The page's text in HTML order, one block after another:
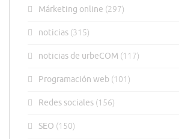
Márketing online (297)
noticias (315)
noticias de urbeCOM (117)
Programación web (101)
Redes sociales (156)
SEO (150)